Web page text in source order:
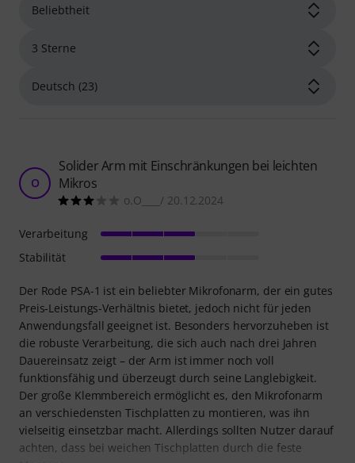
O
Solider Arm mit Einschränkungen bei leichten
Mikros
o.O____/ 20.12.2024
Der Rode PSA-1 ist ein beliebter Mikrofonarm, der ein gutes
Preis-Leistungs-Verhältnis bietet, jedoch nicht für jeden
Anwendungsfall geeignet ist. Besonders hervorzuheben ist
die robuste Verarbeitung, die sich auch nach drei Jahren
Dauereinsatz zeigt – der Arm ist immer noch voll
funktionsfähig und überzeugt durch seine Langlebigkeit.
Der große Klemmbereich ermöglicht es, den Mikrofonarm
an verschiedensten Tischplatten zu montieren, was ihn
vielseitig einsetzbar macht. Allerdings sollten Nutzer darauf
achten, dass bei weichen Tischplatten durch die feste
Verarbeitung
Stabilität